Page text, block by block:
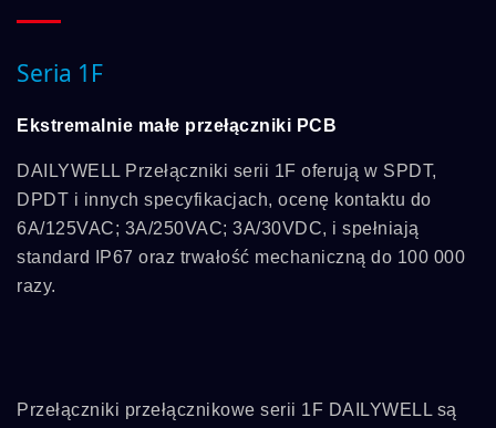
Seria 1F
Ekstremalnie małe przełączniki PCB
DAILYWELL Przełączniki serii 1F oferują w SPDT,
DPDT i innych specyfikacjach, ocenę kontaktu do
6A/125VAC; 3A/250VAC; 3A/30VDC, i spełniają
standard IP67 oraz trwałość mechaniczną do 100 000
razy.
Przełączniki przełącznikowe serii 1F DAILYWELL są